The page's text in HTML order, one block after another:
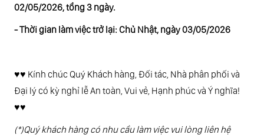
02/05/2026, tổng 3 ngày.
- Thời gian làm việc trở lại: Chủ Nhật, ngày 03/05/2026
♥️♥️ Kính chúc Quý Khách hàng, Đối tác, Nhà phân phối và
Đại lý có kỳ nghỉ lễ An toàn, Vui vẻ, Hạnh phúc và Ý nghĩa!
♥️♥️
(*)Quý khách hàng có nhu cầu làm việc vui lòng liên hệ